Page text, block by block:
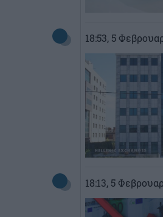
18:53, 5
18:13, 5